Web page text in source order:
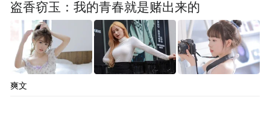
盗香窃玉：我的青春就是赌出来的
爽文